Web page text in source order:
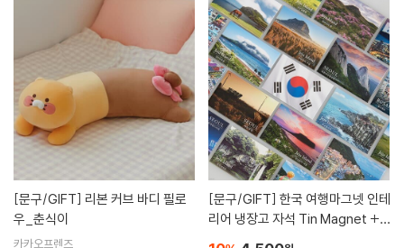
[문구/GIFT]
우_춘식이
카카오프렌즈
[문구/GIFT]
리어 냉장고 자석 Tin Magnet +